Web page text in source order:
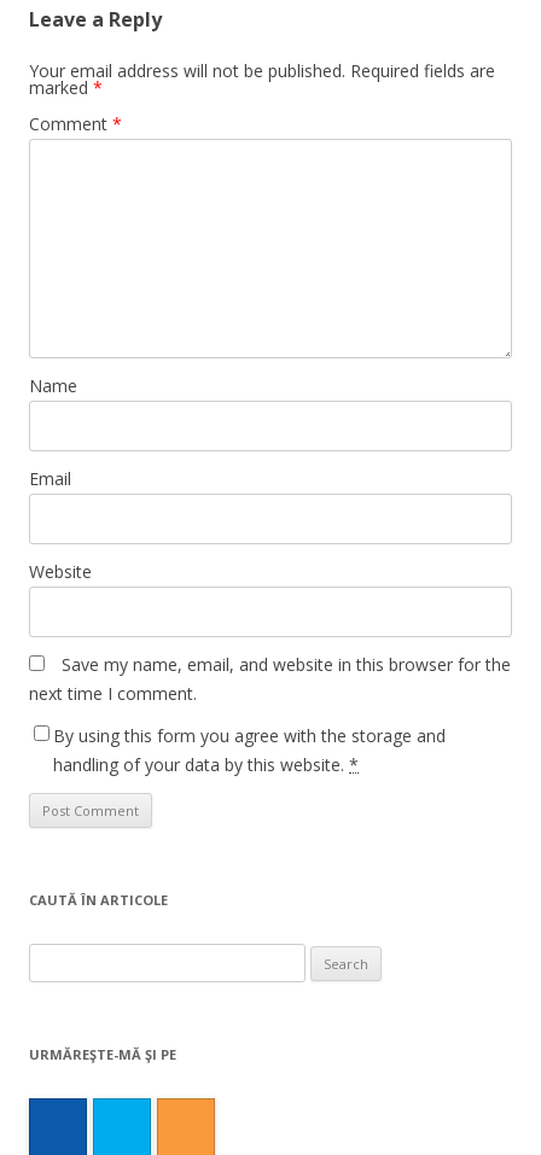
Leave a Reply
Your email address will not be published. Required fields are
marked *
Comment *
Name
Email
Website
Save my name, email, and website in this browser for the
next time I comment.
By using this form you agree with the storage and
handling of your data by this website. *
CAUTĂ ÎN ARTICOLE
for:
URMĂREŞTE-MĂ ŞI PE